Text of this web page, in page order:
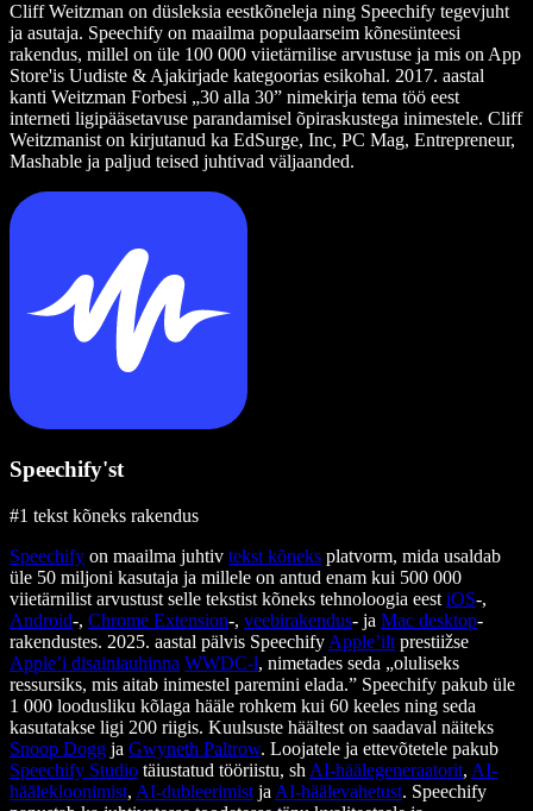
Cliff Weitzman on düsleksia eestkõneleja ning Speechify tegevjuht
ja asutaja. Speechify on maailma populaarseim kõnesünteesi
rakendus, millel on üle 100 000 viietärnilise arvustuse ja mis on App
Store'is Uudiste & Ajakirjade kategoorias esikohal. 2017. aastal
kanti Weitzman Forbesi „30 alla 30” nimekirja tema töö eest
interneti ligipääsetavuse parandamisel õpiraskustega inimestele. Cliff
Weitzmanist on kirjutanud ka EdSurge, Inc, PC Mag, Entrepreneur,
Mashable ja paljud teised juhtivad väljaanded.
Speechify'st
#1 tekst kõneks rakendus
Speechify on maailma juhtiv tekst kõneks platvorm, mida usaldab
üle 50 miljoni kasutaja ja millele on antud enam kui 500 000
viietärnilist arvustust selle tekstist kõneks tehnoloogia eest iOS-,
Android-, Chrome Extension-, veebirakendus- ja Mac desktop-
rakendustes. 2025. aastal pälvis Speechify Apple’ilt prestiižse
Apple’i disainiauhinna WWDC-l, nimetades seda „oluliseks
ressursiks, mis aitab inimestel paremini elada.” Speechify pakub üle
1 000 loodusliku kõlaga hääle rohkem kui 60 keeles ning seda
kasutatakse ligi 200 riigis. Kuulsuste häältest on saadaval näiteks
Snoop Dogg ja Gwyneth Paltrow. Loojatele ja ettevõtetele pakub
Speechify Studio täiustatud tööriistu, sh AI-häälegeneraatorit, AI-
häälekloonimist, AI-dubleerimist ja AI-häälevahetust. Speechify